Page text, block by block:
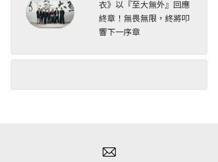
衣》以『至大無外』回應
終章！無畏無限，終將叩
響下一序章